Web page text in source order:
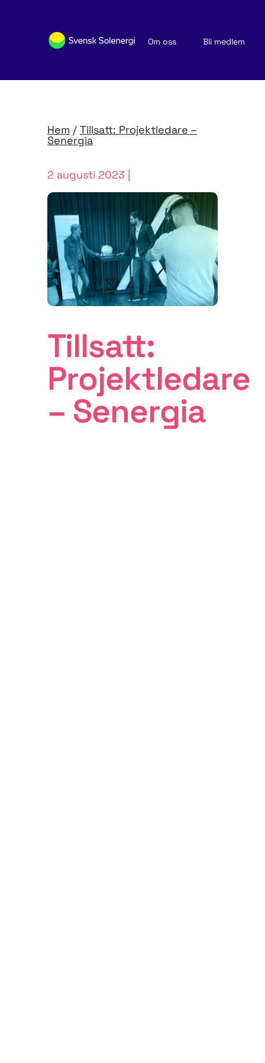
Om oss
Bli medlem
Nyheter och publikationer
Hem / Tillsatt: Projektledare –
Senergia
2 augusti 2023 |
Tillsatt:
Projektledare
– Senergia